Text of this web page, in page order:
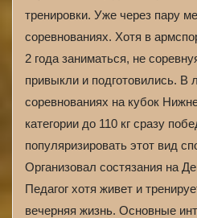
тренировки. Уже через пару
соревнованиях. Хотя в
2 года заниматься, не
привыкли и подготовились. В
соревнованиях на кубок
категории до 110 кг сразу
популяризировать этот вид
Организовал состязания на
Педагог хотя живет и
вечерняя жизнь. Основные